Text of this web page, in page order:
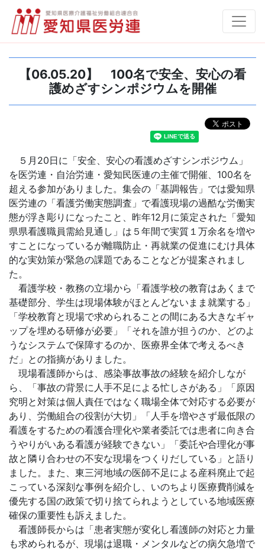
【06.05.20】 100名で安全、安心の看
護めざすシンポジウムを開催
５月20日に「安全、安心の看護めざすシンポジウム」
を医労連・自治労連・愛知民医連の主催で開催、100名を
超える参加がありました。集会の「基調報告」では愛知県
医労連の「看護労働実態調査」で看護現場の過酷な労働実
態が浮き彫りになったこと、昨年12月に策定された「愛知
県県看護職員需給見通し」は５年間で実質１万余名を増や
すことになっているが離職防止・再就業の促進にむけ具体
的な実効策が緊急の課題であることなどが提案されまし
た。
看護学校・教務の立場から「看護学校の教育はあくまで
基礎部分、学生は現場体験がほとんどないまま就業する」
「学校教育と現場で求められることの間にある大きなギャ
ップを埋める研修が必要」「それを誰が担うのか、どのよ
うなシステムで保障するのか、医療界全体で考えるべき
だ」との指摘がありました。
現場看護師からは、感染事故事故の経験を紹介しなが
ら、「事故の背景に人手不足による忙しさがある」「原因
究明と対策は個人責任ではなく職場全体で対応する必要が
あり、労働組合の役割が大切」「人手を増やさず最低限の
看護をするための看護合理化や業者委託では患者に向き合
うやりがいある看護が経験できない」「委託や合理化が事
故と隣り合わせの不安な現場をつくりだしている」と語り
ました。また、東三河地域の医師不足による産科廃止で起
こっている深刻な事例を紹介し、いのちより医療費削減を
優先する国の政策で切り捨てられようとしている地域医療
確保の重要性も訴えました。
看護師長からは「患者実態が変化し看護師の対応と力量
も求められるが、現場は退職・メンタルなどの病欠急増で